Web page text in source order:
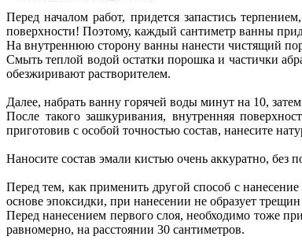
Перед началом работ, придется запастись
поверхности! Поэтому, каждый сантиметр ванны
На внутреннюю сторону ванны нанести чистящий
Смыть теплой водой остатки порошка и частички
обезжиривают растворителем.
Далее, набрать ванну горячей воды минут на 10,
После такого зашкуривания, внутренняя
приготовив с особой точностью состав, нанесите
Наносите состав эмали кистью очень аккуратно, без
Перед тем, как применить другой способ с
основе эпоксидки, при нанесении не образует
Перед нанесением первого слоя, необходимо тоже
равномерно, на расстоянии 30 сантиметров.